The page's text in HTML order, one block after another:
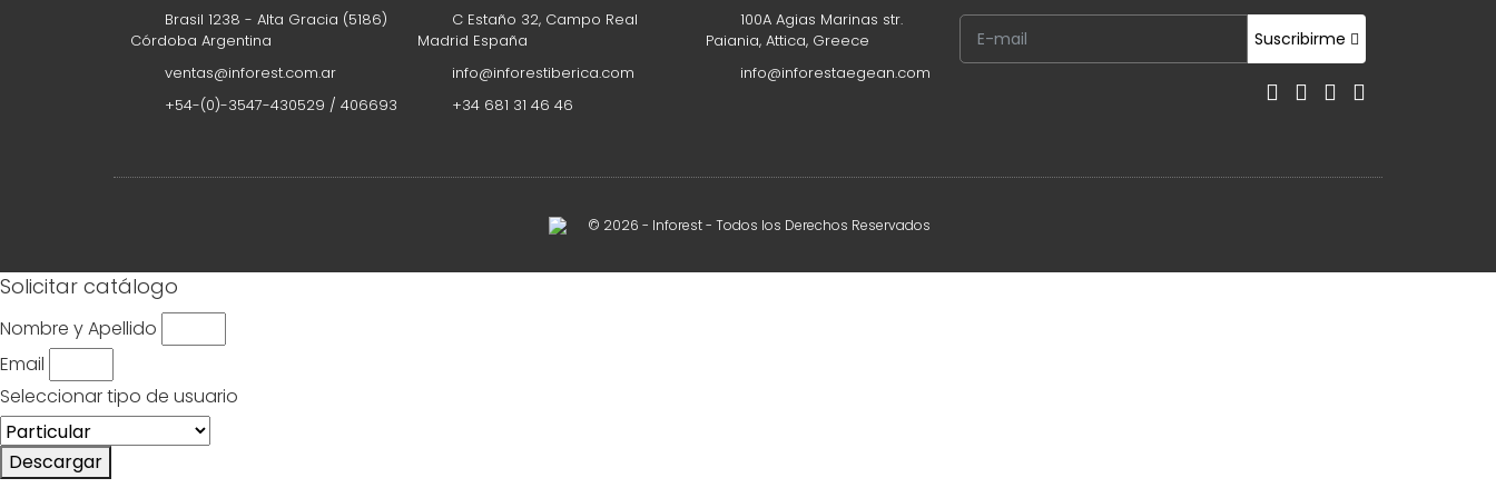
incendios forestales
Ver más
Brasil 1238 - Alta Gracia (5186)
Córdoba Argentina
ventas@inforest.com.ar
+54-(0)-3547-430529 / 406693
C Estaño 32, Campo Real
Madrid España
info@inforestiberica.com
+34 681 31 46 46
100A Agias Marinas str.
Paiania, Attica, Greece
info@inforestaegean.com
Suscribirme
© 2026 - Inforest - Todos los Derechos Reservados
Solicitar catálogo
Nombre y Apellido
Email
Seleccionar tipo de usuario
Descargar